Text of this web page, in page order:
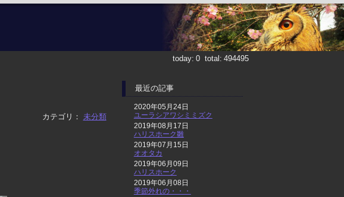
today: 0 total: 494495
カテゴリ： 未分類
最近の記事
2020年05月24日
ユーラシアワシミミズク
2019年08月17日
ハリスホーク雛
2019年07月15日
オオタカ
2019年06月09日
ハリスホーク
2019年06月08日
季節外れの・・・